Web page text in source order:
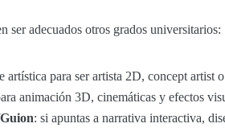
ser adecuados otros grados universitarios:
artística para ser artista 2D, concept artist
animación 3D, cinemáticas y efectos
: si apuntas a narrativa interactiva,